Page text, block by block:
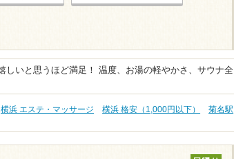
しいと思うほど満足！ 温度、お湯の軽やかさ、サウナ全
横浜 エステ・マッサージ 横浜 格安（1,000円以下）
菊名駅